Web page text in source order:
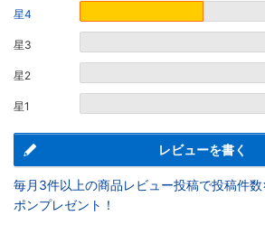
星4
星3
星2
星1
レビューを書く
毎月3件以上の商品レビュー投稿で投稿件
ポンプレゼント！